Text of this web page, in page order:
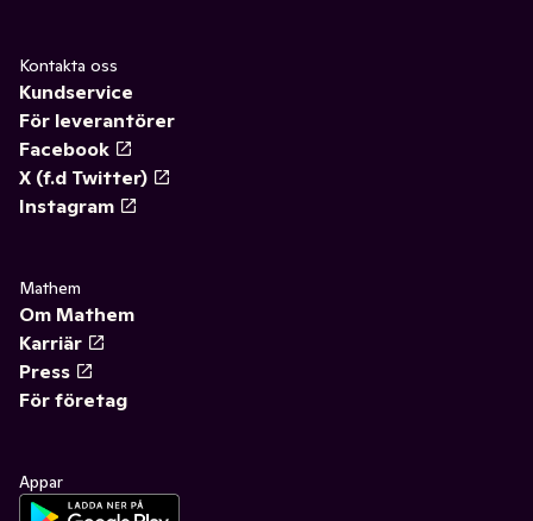
Kontakta oss
Kundservice
För leverantörer
Facebook
X (f.d Twitter)
Instagram
Mathem
Om Mathem
Karriär
Press
För företag
Appar